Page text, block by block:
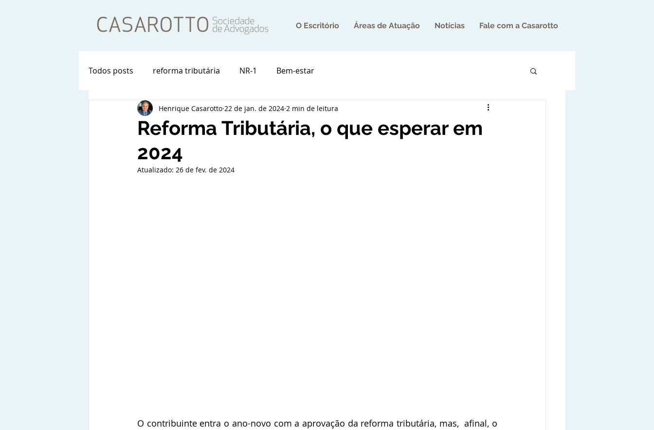
O Escritório Áreas de Atuação Notícias Fale com a Casarotto
Todos posts reforma tributária NR-1 Bem-estar
Reforma Tributária, o que esperar em
2024
Henrique Casarotto 22 de jan. de 2024 2 min de leitura
Atualizado: 26 de fev. de 2024
O contribuinte entra o ano-novo com a aprovação da reforma tributária, mas,  afinal, o